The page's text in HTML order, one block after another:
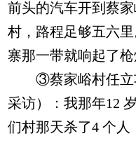
前头的汽车开到蔡
村，路程足够五六
寨那一带就响起了枪
③蔡家峪村任立功
采访）：我那年12
们村那天杀了4 个人